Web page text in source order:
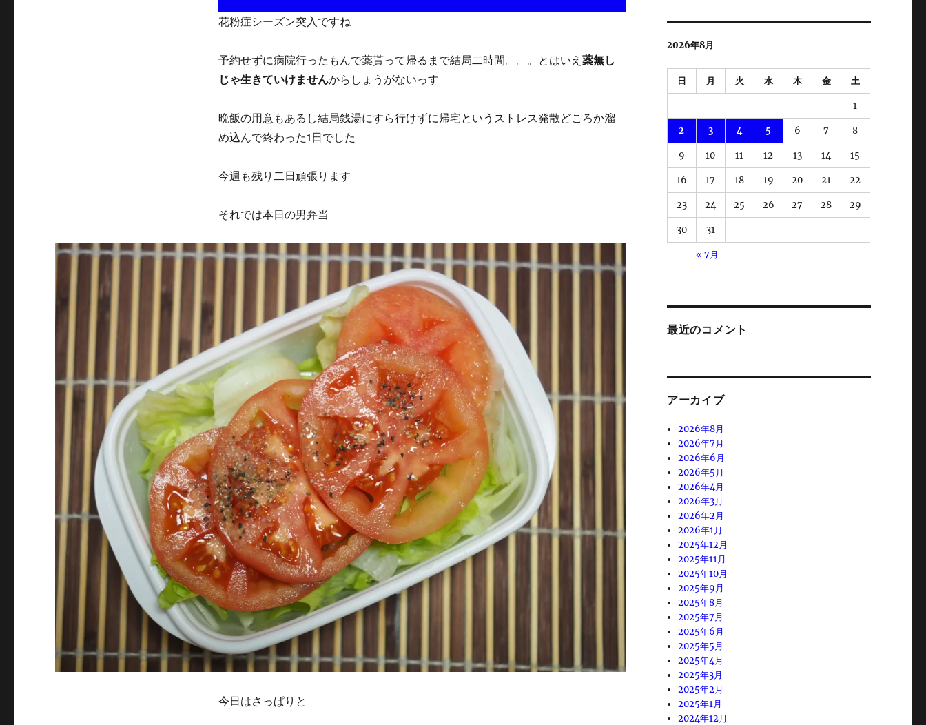
花粉症シーズン突入ですね
予約せずに病院行ったもんで薬貰って帰るまで結局二時間。。。とはいえ 薬無し
じゃ生きていけませんからしょうがないっす
晩飯の用意もあるし結局銭湯にすら行けずに帰宅というストレス発散どころか溜
め込んで終わった1日でした
今週も残り二日頑張ります
それでは本日の男弁当
今日はさっぱりと
2026年8月
日 月 火 水 木 金 土
1
2 3 4 5 6 7 8
9 10 11 12 13 14 15
16 17 18 19 20 21 22
23 24 25 26 27 28 29
30 31
« 7月
最近のコメント
アーカイブ
2026年8月
2026年7月
2026年6月
2026年5月
2026年4月
2026年3月
2026年2月
2026年1月
2025年12月
2025年11月
2025年10月
2025年9月
2025年8月
2025年7月
2025年6月
2025年5月
2025年4月
2025年3月
2025年2月
2025年1月
2024年12月